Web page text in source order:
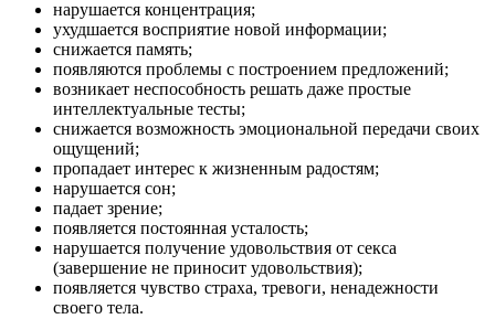
нарушается концентрация;
ухудшается восприятие новой информации;
снижается память;
появляются проблемы с построением предложений;
возникает неспособность решать даже простые
интеллектуальные тесты;
снижается возможность эмоциональной передачи своих
ощущений;
пропадает интерес к жизненным радостям;
нарушается сон;
падает зрение;
появляется постоянная усталость;
нарушается получение удовольствия от секса
(завершение не приносит удовольствия);
появляется чувство страха, тревоги, ненадежности
своего тела.